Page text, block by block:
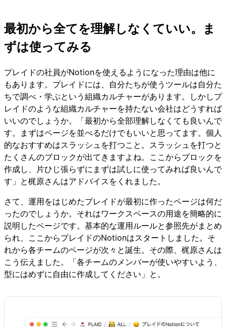
最初から全てを理解しなくていい。ま
ずは使ってみる
プレイドの社員がNotionを使えるようになった理由は他に
もあります。プレイドには、自分たちが使うツールは自分た
ちで調べ・学ぶという組織カルチャーがあります。しかしプ
レイドのような組織カルチャーを持たない会社はどうすれば
いいのでしょうか。「最初から全部理解しなくても良いんで
す。まずはページを並べるだけでもいいと思ってます。個人
的なおすすめはスラッシュを打つこと。スラッシュを打つと
たくさんのブロックが出てきますよね。ここからブロックを
作成し、片ひじ張らずにまずは試しに使ってみれば良いんで
す」と梶原さんはアドバイスをくれました。
さて、運用をはじめたプレイドが最初に作ったページは何だ
ったのでしょうか。それはワークスペースの用途を簡略的に
説明したページです。基本的な運用ルールと参照先がまとめ
られ、ここからプレイドのNotionはスタートしました。そ
れから各チームのページが次々と誕生。その際、梶原さんは
こう伝えました。「各チームのメンバーが使いやすいよう、
型にはめずに自由に作成してください」と。